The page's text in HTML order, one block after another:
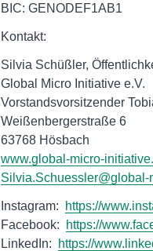
BIC: GENODEF1AB1
Kontakt:
Silvia Schüßler,
Global Micro Initiative e.V.
Vorstandsvorsitzender
Weißenbergerstraße 6
www.global-micro-
Instagram:
https://
Facebook:
https://
LinkedIn:
https://